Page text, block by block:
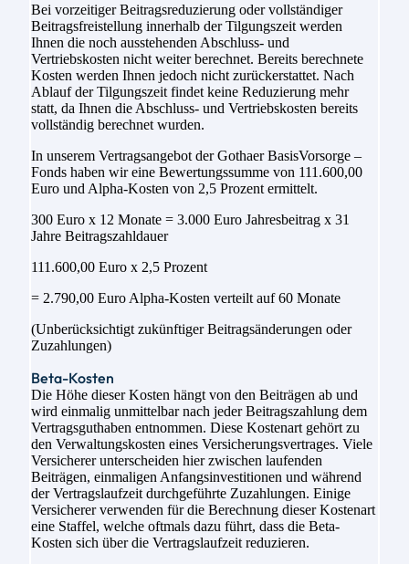
Bei vorzeitiger Beitragsreduzierung oder vollständiger
Beitragsfreistellung innerhalb der Tilgungszeit werden
Ihnen die noch ausstehenden Abschluss- und
Vertriebskosten nicht weiter berechnet. Bereits berechnete
Kosten werden Ihnen jedoch nicht zurückerstattet. Nach
Ablauf der Tilgungszeit findet keine Reduzierung mehr
statt, da Ihnen die Abschluss- und Vertriebskosten bereits
vollständig berechnet wurden.
In unserem Vertragsangebot der Gothaer BasisVorsorge –
Fonds haben wir eine Bewertungssumme von 111.600,00
Euro und Alpha-Kosten von 2,5 Prozent ermittelt.
300 Euro x 12 Monate = 3.000 Euro Jahresbeitrag x 31
Jahre Beitragszahldauer
111.600,00 Euro x 2,5 Prozent
= 2.790,00 Euro Alpha-Kosten verteilt auf 60 Monate
(Unberücksichtigt zukünftiger Beitragsänderungen oder
Zuzahlungen)
Beta-Kosten
Die Höhe dieser Kosten hängt von den Beiträgen ab und
wird einmalig unmittelbar nach jeder Beitragszahlung dem
Vertragsguthaben entnommen. Diese Kostenart gehört zu
den Verwaltungskosten eines Versicherungsvertrages. Viele
Versicherer unterscheiden hier zwischen laufenden
Beiträgen, einmaligen Anfangsinvestitionen und während
der Vertragslaufzeit durchgeführte Zuzahlungen. Einige
Versicherer verwenden für die Berechnung dieser Kostenart
eine Staffel, welche oftmals dazu führt, dass die Beta-
Kosten sich über die Vertragslaufzeit reduzieren.